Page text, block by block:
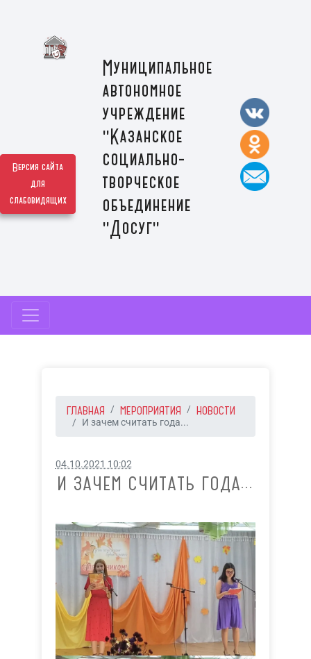
Версия сайта
для
слабовидящих
Муниципальное
автономное
учреждение
"Казанское
социально-
творческое
объединение
"Досуг"
ГЛАВНАЯ МЕРОПРИЯТИЯ НОВОСТИ
И зачем считать года...
04.10.2021 10:02
И ЗАЧЕМ СЧИТАТЬ ГОДА...